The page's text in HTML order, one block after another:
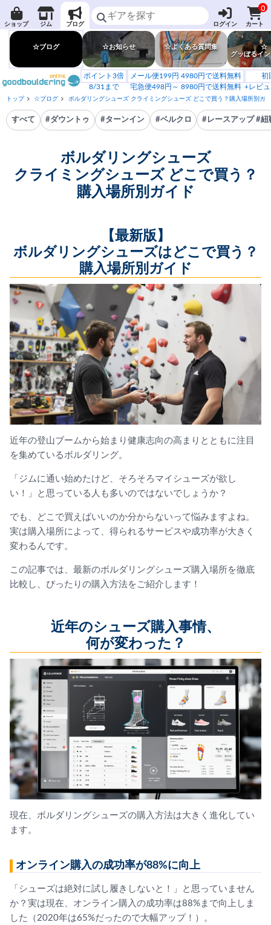
ショップ ジム ブログ ログイン
0
カート
☆ブログ ☆お知らせ ☆よくある質問集
☆
グッぼるイ
ポイント3倍
8/31まで
メール便199円 4980円で送料無料
宅急便498円～ 8980円で送料無料
初
+レビ
トップ ☆ブログ ボルダリングシューズ クライミングシューズ どこで買う？購入場所別ガ
すべて #ダウントゥ #ターンイン #ベルクロ #レースアップ #紐
ボルダリングシューズ
クライミングシューズ どこで買う？
購入場所別ガイド
【最新版】
ボルダリングシューズはどこで買う？
購入場所別ガイド
近年の登山ブームから始まり健康志向の高まりとともに注目
を集めているボルダリング。
「ジムに通い始めたけど、そろそろマイシューズが欲し
い！」と思っている人も多いのではないでしょうか？
でも、どこで買えばいいのか分からないって悩みますよね。
実は購入場所によって、得られるサービスや成功率が大きく
変わるんです。
この記事では、最新のボルダリングシューズ購入場所を徹底
比較し、ぴったりの購入方法をご紹介します！
近年のシューズ購入事情、
何が変わった？
現在、ボルダリングシューズの購入方法は大きく進化してい
ます。
オンライン購入の成功率が88%に向上
「シューズは絶対に試し履きしないと！」と思っていません
か？実は現在、オンライン購入の成功率は88%まで向上しま
した（2020年は65%だったので大幅アップ！）。